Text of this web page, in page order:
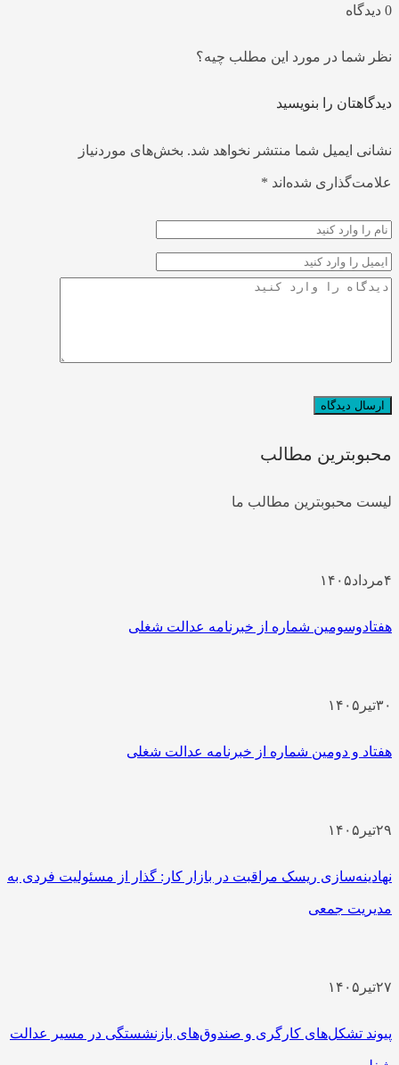
0 دیدگاه
نظر شما در مورد این مطلب چیه؟
دیدگاهتان را بنویسید
نشانی ایمیل شما منتشر نخواهد شد. بخش‌های موردنیاز
علامت‌گذاری شده‌اند *
محبوبترین مطالب
لیست محبوبترین مطالب ما
۴مرداد۱۴۰۵
هفتادوسومین شماره از خبرنامه عدالت شغلی
۳۰تیر ۱۴۰۵
هفتاد و دومین شماره از خبرنامه عدالت شغلی
۲۹تیر ۱۴۰۵
نهادینه‌سازی ریسک مراقبت در بازار کار: گذار از مسئولیت فردی به
مدیریت جمعی
۲۷تیر ۱۴۰۵
پیوند تشکل‌های کارگری و صندوق‌های بازنشستگی در مسیر عدالت